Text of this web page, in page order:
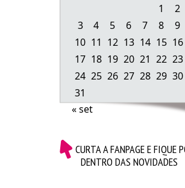
Vocês podem comprar essas
Sanrio vocês podem
1
2
3
4 5 6 7 8
9
10 11 12 13 14 15 16
17 18 19 20 21 22 23
24 25 26 27 28 29 30
31
« set
CURTA A FANPAGE E FIQUE
DENTRO DAS NOVIDADES